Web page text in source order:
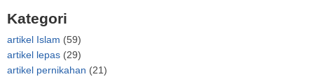
Kategori
artikel Islam (59)
artikel lepas (29)
artikel pernikahan (21)